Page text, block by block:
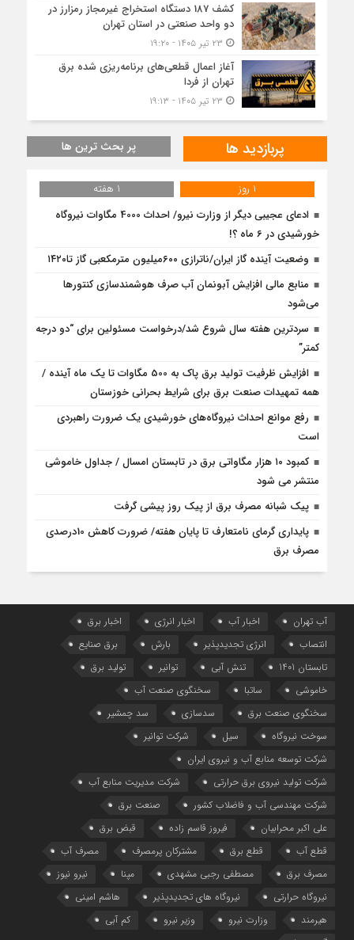
کشف 187 دستگاه استخراج غیرمجاز رمزارز در
دو واحد صنعتی در استان تهران
آغاز اعمال قطعی‌های برنامه‌ریزی شده برق
تهران از فردا
پربازدید ها پر بحث ترین ها
1 روز
1 هفته
ادعای عجیبی دیگر از وزارت نیرو/ احداث 4000 مگاوات نیروگاه
خورشیدی در 6 ماه‌ ؟!
وضعیت آینده گاز ایران/ناترازی ۶۰۰میلیون مترمکعبی گاز تا۱۴۲۰
منابع مالی افزایش آبونمان آب صرف هوشمندسازی کنتورها
می‌شود
سردترین هفته سال شروع شد/درخواست مسئولین برای “دو درجه
کمتر”
افزایش ظرفیت تولید برق پاک به 500 مگاوات تا یک ماه آینده /
همه تمهیدات صنعت برق برای شرایط بحرانی خوزستان
رفع موانع احداث نیروگاه‌های خورشیدی یک ضرورت راهبردی
است
کمبود ۱۰ هزار مگاواتی برق در تابستان امسال / جداول خاموشی
منتشر می شود
پیک شبانه مصرف برق از پیک روز پیشی گرفت
پایداری گرمای نامتعارف تا پایان هفته/ ضرورت کاهش 10درصدی
مصرف برق
آب تهران اخبار آب اخبار انرژی
اخبار برق
انتصاب
انرژی تجدیدپذیر بارش
برق صنایع
تابستان 1401
تنش آبی توانیر
تولید برق
خاموشی
ساتبا
سخنگوی صنعت آب
سخنگوی صنعت برق
سدسازی
سد چمشیر
سوخت نیروگاه
سیل
شرکت توانیر
شرکت توسعه منابع آب و نیروی ایران
شرکت تولید نیروی برق حرارتی
شرکت مدیریت منابع آب
شرکت مهندسی آب و فاضلاب کشور
صنعت برق
علی اکبر محرابیان
فیروز قاسم زاده
قبض برق
قطع آب
قطع برق مشترکان پرمصرف
مصرف آب
مصرف برق
مصطفی رجبی مشهدی مپنا
نیرو نیوز
نیروگاه حرارتی
نیروگاه‌ های تجدیدپذیر
هاشم امینی
هیرمند
وزارت نیرو وزیر نیرو
کم آبی